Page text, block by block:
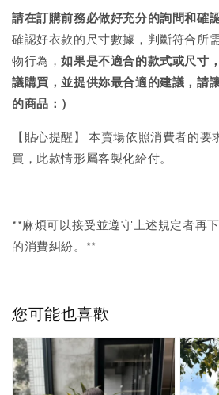
請在訂購前務必做好充分的詢問和確
確認好衣款的尺寸數據，判斷符合所
物行為，如果是不適合的款式或尺寸
議購買，並提供妳最合適的建議，請
的商品：）
【貼心提醒】 本賣場依照消費者的
買，此款情形屬客製化給付。
**麻煩可以接受並遵守上述規定者再
的消費糾紛。**
您可能也喜歡